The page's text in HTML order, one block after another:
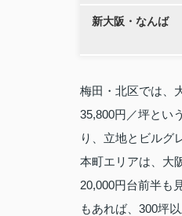
新大阪・なんば
梅田・北区では、
35,800円／坪とい
り、立地とビルグ
本町エリアは、大
20,000円台前半も
もあれば、300坪